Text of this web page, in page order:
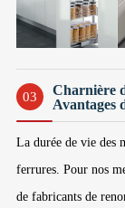
03
Charnière
Avantages
La durée de vie des
ferrures. Pour nos
de fabricants de